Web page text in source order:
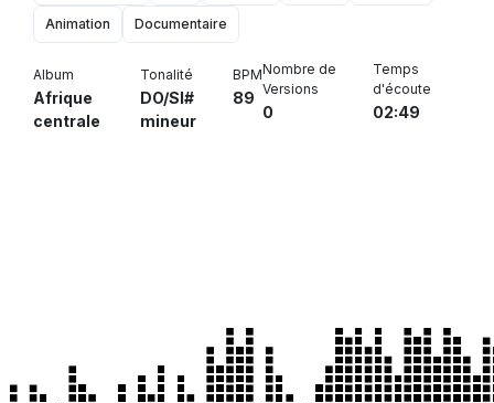
Animation Documentaire
Album
Afrique
centrale
Tonalité
DO/SI#
mineur
BPM
89
Nombre de
Versions
0
Temps
d'écoute
02:49